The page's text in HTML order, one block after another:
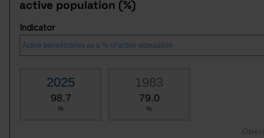
active population (%)
Indicator
2025
98.7
%
1983
79.0
%